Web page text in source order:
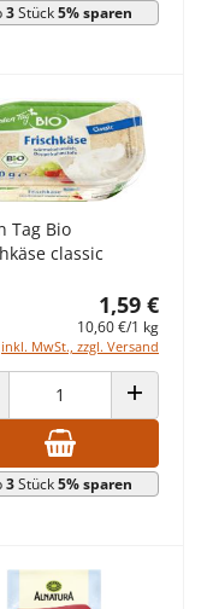
3Stück5% sparen
Tag Bio
classic
1,59 €
10,60 €/1 kg
inkl. MwSt., zzgl. Versand
VERRINGERN ANZAHL
3Stück5% sparen